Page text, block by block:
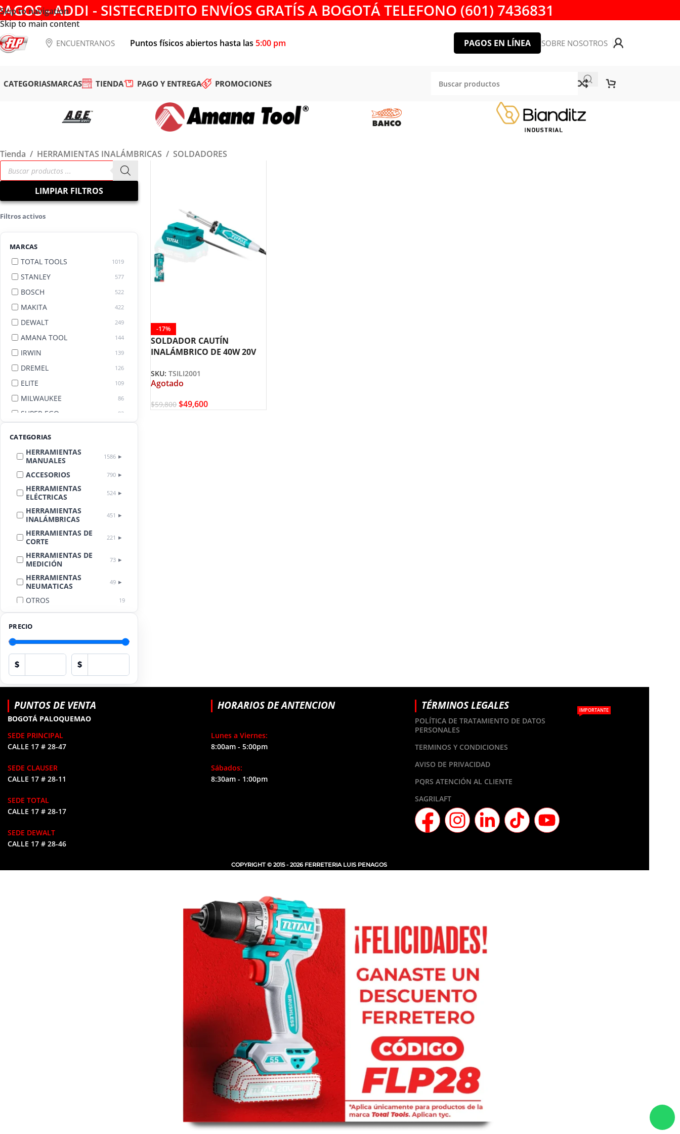
Skip to navigation
Skip to main content
- ADDI - SISTECREDITO ENVÍOS GRATÍS A BOGOTÁ TELEFONO (601) 7436831
ENCUENTRANOS Puntos físicos abiertos hasta las 5:00 pm PAGOS EN LÍNEA SOBRE NOSOTROS
CATEGORIASMARCAS TIENDA PAGO Y ENTREGA PROMOCIONES
Tienda / HERRAMIENTAS INALÁMBRICAS / SOLDADORES
LIMPIAR FILTROS
Filtros activos
MARCAS
TOTAL TOOLS 1019
STANLEY 577
BOSCH 522
MAKITA 422
DEWALT 249
AMANA TOOL 144
IRWIN 139
DREMEL 126
ELITE 109
MILWAUKEE 86
SUPER EGO 82
CATEGORIAS
HERRAMIENTAS
MANUALES
1586
ACCESORIOS 790
HERRAMIENTAS
ELÉCTRICAS
524
HERRAMIENTAS
INALÁMBRICAS
451
HERRAMIENTAS DE
CORTE
221
HERRAMIENTAS DE
MEDICIÓN
73
HERRAMIENTAS
NEUMATICAS
49
OTROS 19
LIMPIEZA
AUTOMOTRIZ
PROTECCIÓN
PERSONAL
17
HERRAMIENTAS
HIDRÁULICAS
HERRAMIENTAS DE
PRECIO
$ $
-17%
SOLDADOR CAUTÍN
INALÁMBRICO DE 40W 20V
SKU:TSILI2001
Agotado
$59,800 $49,600
PUNTOS DE VENTA
BOGOTÁ PALOQUEMAO
SEDE PRINCIPAL
CALLE 17 # 28-47
SEDE CLAUSER
CALLE 17 # 28-11
SEDE TOTAL
CALLE 17 # 28-17
SEDE DEWALT
CALLE 17 # 28-46
HORARIOS DE ANTENCION
Lunes a Viernes:
8:00am - 5:00pm
Sábados:
8:30am - 1:00pm
TÉRMINOS LEGALES
POLÍTICA DE TRATAMIENTO DE DATOS
PERSONALES
IMPORTANTE
TERMINOS Y CONDICIONES
AVISO DE PRIVACIDAD
PQRS ATENCIÓN AL CLIENTE
SAGRILAFT
COPYRIGHT © 2015 - 2026 FERRETERIA LUIS PENAGOS